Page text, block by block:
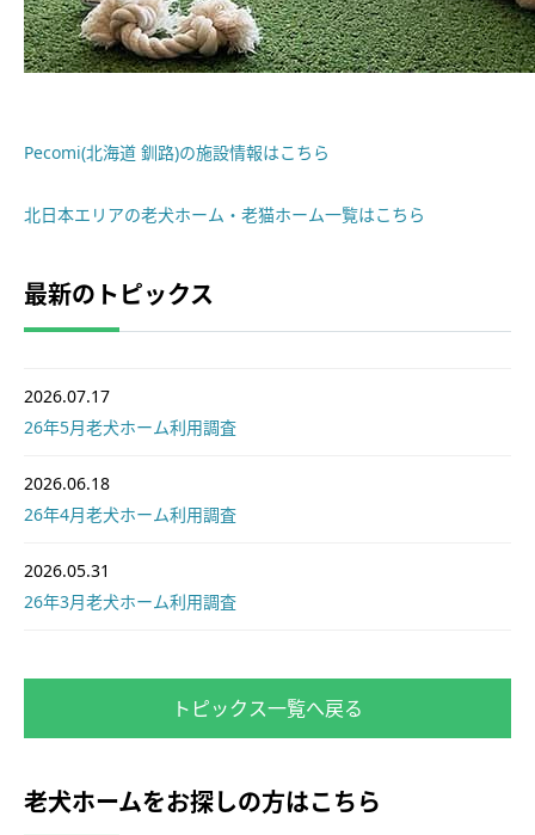
Pecomi(北海道 釧路)の施設情報はこちら
北日本エリアの老犬ホーム・老猫ホーム一覧はこちら
最新のトピックス
2026.07.17
26年5月老犬ホーム利用調査
2026.06.18
26年4月老犬ホーム利用調査
2026.05.31
26年3月老犬ホーム利用調査
トピックス一覧へ戻る
老犬ホームをお探しの方はこちら